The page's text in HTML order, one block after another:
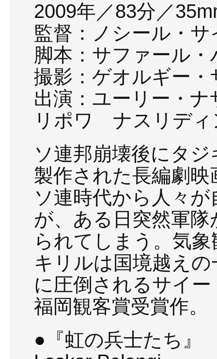
2009年／83分／
監督：ノシール・サ
脚本：サファール
撮影：ゲオルギー・
出演：ユーリー・
リポワ ナスリディ
ソ連邦崩壊後にタ
製作された長編劇
ソ連時代から人々
が、ある日突然軍
られてしまう。気
キリルは国境越え
に圧倒されるサイ
福岡観客賞受賞作。
●『虹の兵士たち』